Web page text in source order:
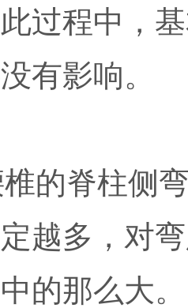
过程中，
有影响。
的脊柱侧
越多，对
的那么大